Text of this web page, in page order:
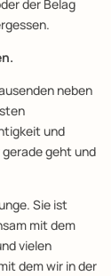
der Belag
neben
und
gerade geht und
Sie ist
mit dem
vielen
dem wir in der